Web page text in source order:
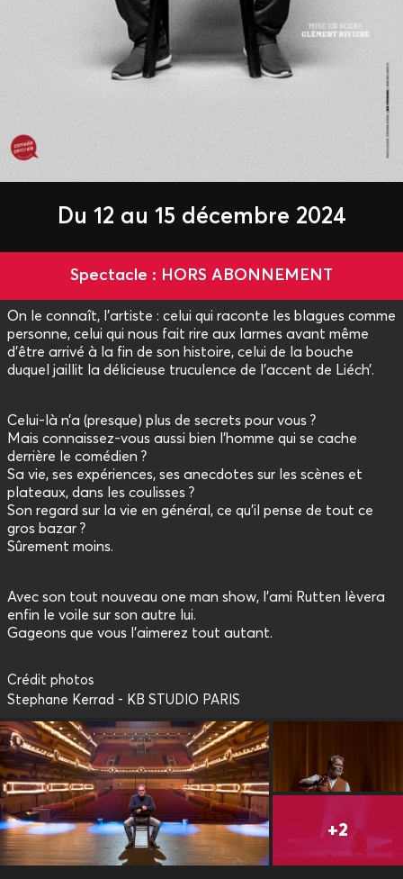
Du 12 au 15 décembre 2024
Spectacle : HORS ABONNEMENT
On le connaît, l’artiste : celui qui raconte les blagues comme
personne, celui qui nous fait rire aux larmes avant même
d’être arrivé à la fin de son histoire, celui de la bouche
duquel jaillit la délicieuse truculence de l’accent de Liéch’.
Celui-là n’a (presque) plus de secrets pour vous ?
Mais connaissez-vous aussi bien l’homme qui se cache
derrière le comédien ?
Sa vie, ses expériences, ses anecdotes sur les scènes et
plateaux, dans les coulisses ?
Son regard sur la vie en général, ce qu’il pense de tout ce
gros bazar ?
Sûrement moins.
Avec son tout nouveau one man show, l’ami Rutten lèvera
enfin le voile sur son autre lui.
Gageons que vous l’aimerez tout autant.
Crédit photos
Stephane Kerrad - KB STUDIO PARIS